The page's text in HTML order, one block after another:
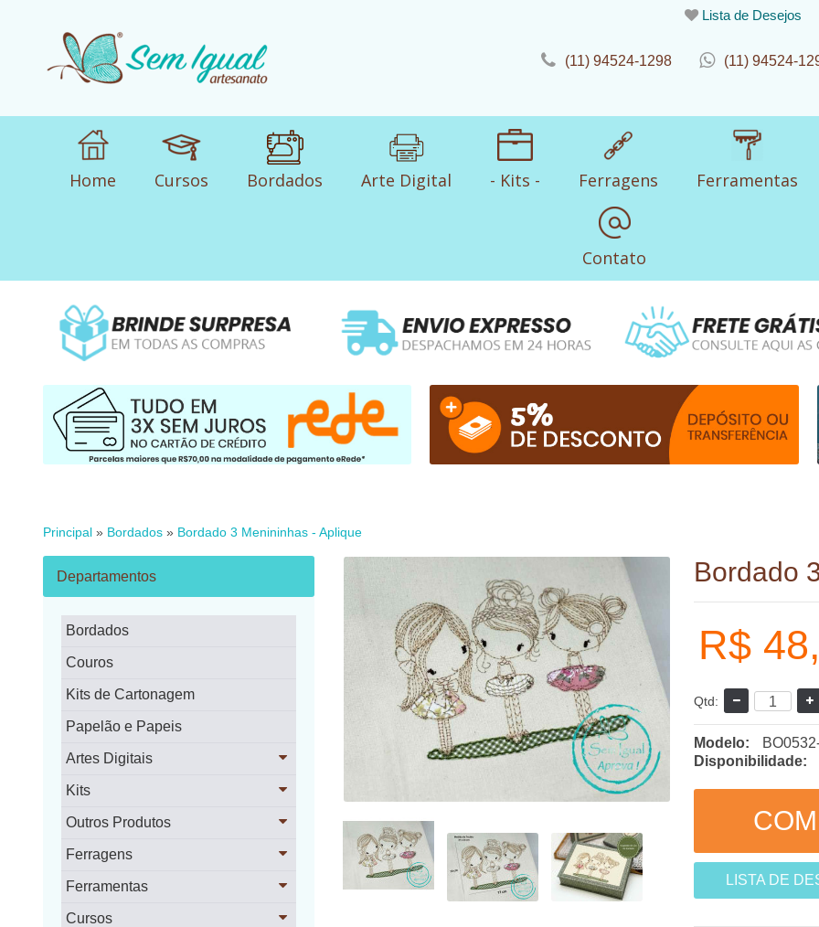
Lista de Desejos
(11) 94524-1298 (11) 94524-
Home Cursos Bordados Arte Digital - Kits - Ferragens Ferramentas
Contato
Principal » Bordados » Bordado 3 Menininhas - Aplique
Departamentos
Bordados
Couros
Kits de Cartonagem
Papelão e Papeis
Artes Digitais
Kits
Outros Produtos
Ferragens
Ferramentas
Cursos
Bordado
R$
Qtd:
Modelo:
Disponibilidade:
LISTA DE